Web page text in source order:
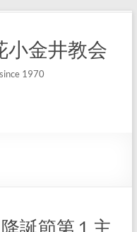
金井教会
1970
誕節第１主